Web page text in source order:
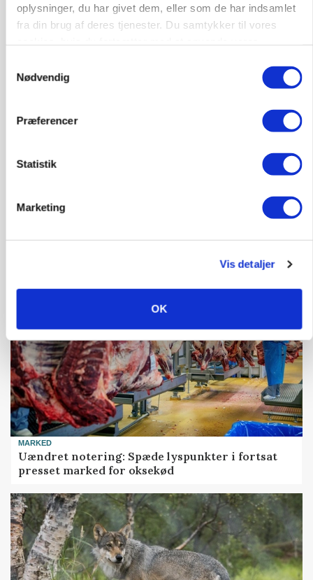
oplysninger, du har givet dem, eller som de har indsamlet
fra din brug af deres tjenester. Du samtykker til vores
Nødvendig
Præferencer
Statistik
Marketing
Vis detaljer
OK
Annonce
Loading...
MARKED
Uændret notering: Spæde lyspunkter i fortsat
presset marked for oksekød